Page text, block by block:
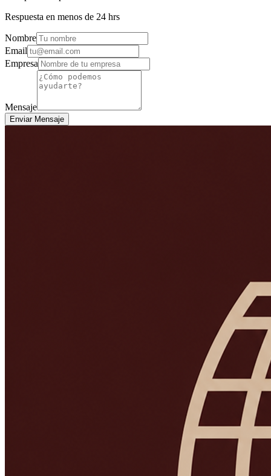
Respuesta en menos de 24 hrs
Nombre
Email
Empresa
Mensaje
Enviar Mensaje